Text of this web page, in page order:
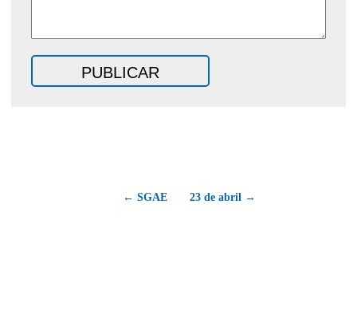
← SGAE 23 de abril →